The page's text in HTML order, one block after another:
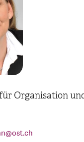
Organisation
@ost.ch